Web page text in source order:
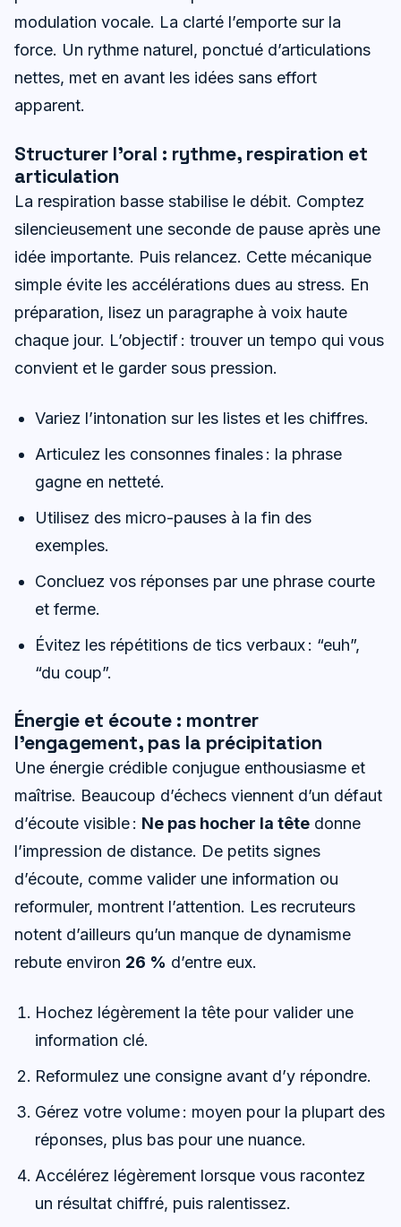
modulation vocale. La clarté l’emporte sur la
force. Un rythme naturel, ponctué d’articulations
nettes, met en avant les idées sans effort
apparent.
Structurer l’oral : rythme, respiration et
articulation
La respiration basse stabilise le débit. Comptez
silencieusement une seconde de pause après une
idée importante. Puis relancez. Cette mécanique
simple évite les accélérations dues au stress. En
préparation, lisez un paragraphe à voix haute
chaque jour. L’objectif : trouver un tempo qui vous
convient et le garder sous pression.
Variez l’intonation sur les listes et les chiffres.
Articulez les consonnes finales : la phrase
gagne en netteté.
Utilisez des micro-pauses à la fin des
exemples.
Concluez vos réponses par une phrase courte
et ferme.
Évitez les répétitions de tics verbaux : “euh”,
“du coup”.
Énergie et écoute : montrer
l’engagement, pas la précipitation
Une énergie crédible conjugue enthousiasme et
maîtrise. Beaucoup d’échecs viennent d’un défaut
d’écoute visible : Ne pas hocher la tête donne
l’impression de distance. De petits signes
d’écoute, comme valider une information ou
reformuler, montrent l’attention. Les recruteurs
notent d’ailleurs qu’un manque de dynamisme
rebute environ 26 % d’entre eux.
Hochez légèrement la tête pour valider une
information clé.
Reformulez une consigne avant d’y répondre.
Gérez votre volume : moyen pour la plupart des
réponses, plus bas pour une nuance.
Accélérez légèrement lorsque vous racontez
un résultat chiffré, puis ralentissez.